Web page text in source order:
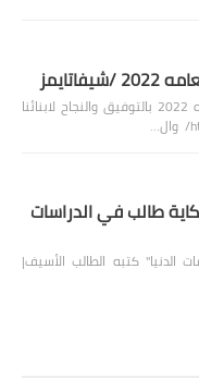
ل معرفة نتيجة الثانويه العامه 2022 بالتوفيق والنجاح لابنائنا
طالب في الدراسات
كتبه الطالب الأسيف|